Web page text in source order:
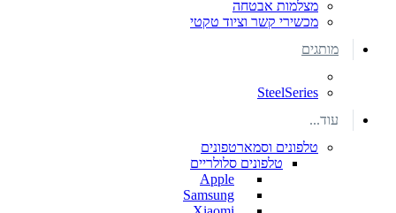
מצלמות אבטחה
מכשירי קשר וציוד טקטי
מותגים
SteelSeries
עוד...
טלפונים וסמארטפונים
טלפונים סלולריים
Apple
Samsung